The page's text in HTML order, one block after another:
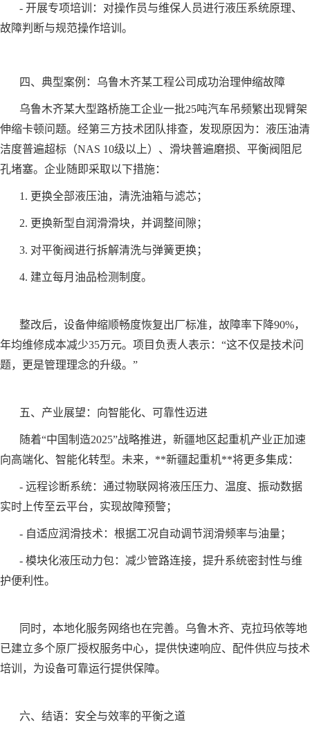
- 开展专项培训：对操作员与维保人员进行液压系统原理、
故障判断与规范操作培训。
四、典型案例：乌鲁木齐某工程公司成功治理伸缩故障
乌鲁木齐某大型路桥施工企业一批25吨汽车吊频繁出现臂架
伸缩卡顿问题。经第三方技术团队排查，发现原因为：液压油清
洁度普遍超标（NAS 10级以上）、滑块普遍磨损、平衡阀阻尼
孔堵塞。企业随即采取以下措施：
1. 更换全部液压油，清洗油箱与滤芯；
2. 更换新型自润滑滑块，并调整间隙；
3. 对平衡阀进行拆解清洗与弹簧更换；
4. 建立每月油品检测制度。
整改后，设备伸缩顺畅度恢复出厂标准，故障率下降90%，
年均维修成本减少35万元。项目负责人表示：“这不仅是技术问
题，更是管理理念的升级。”
五、产业展望：向智能化、可靠性迈进
随着“中国制造2025”战略推进，新疆地区起重机产业正加速
向高端化、智能化转型。未来，**新疆起重机**将更多集成：
- 远程诊断系统：通过物联网将液压压力、温度、振动数据
实时上传至云平台，实现故障预警；
- 自适应润滑技术：根据工况自动调节润滑频率与油量；
- 模块化液压动力包：减少管路连接，提升系统密封性与维
护便利性。
同时，本地化服务网络也在完善。乌鲁木齐、克拉玛依等地
已建立多个原厂授权服务中心，提供快速响应、配件供应与技术
培训，为设备可靠运行提供保障。
六、结语：安全与效率的平衡之道